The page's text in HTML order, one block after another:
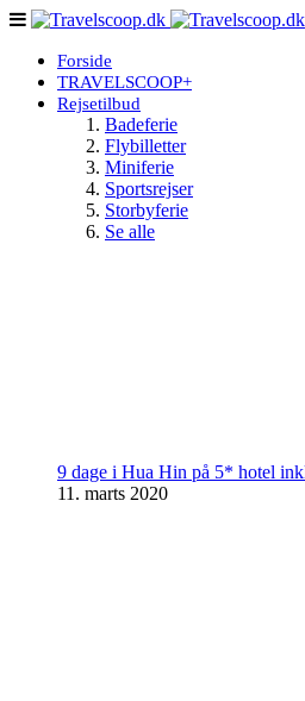
Forside
TRAVELSCOOP+
Rejsetilbud
Badeferie
Flybilletter
Miniferie
Sportsrejser
Storbyferie
Se alle
9 dage i Hua Hin på 5* hotel
11. marts 2020